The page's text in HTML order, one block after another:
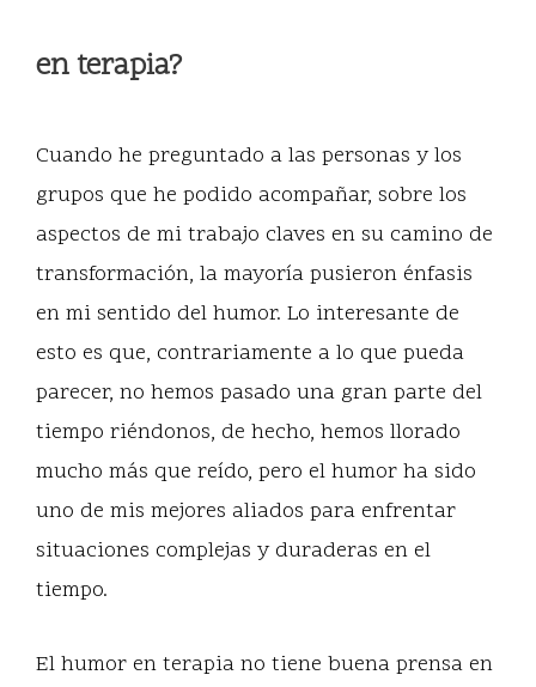
en terapia?
Cuando he preguntado a las personas y los
grupos que he podido acompañar, sobre los
aspectos de mi trabajo claves en su camino de
transformación, la mayoría pusieron énfasis
en mi sentido del humor. Lo interesante de
esto es que, contrariamente a lo que pueda
parecer, no hemos pasado una gran parte del
tiempo riéndonos, de hecho, hemos llorado
mucho más que reído, pero el humor ha sido
uno de mis mejores aliados para enfrentar
situaciones complejas y duraderas en el
tiempo.
El humor en terapia no tiene buena prensa en